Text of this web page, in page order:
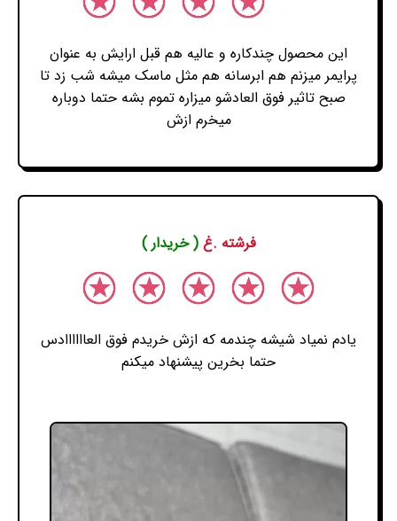
این محصول چندکاره و عالیه هم قبل ارایش به عنوان
پرایمر میزنم هم ابرسانه هم مثل ماسک میشه شب زد تا
صبح تاثیر فوق العادشو میزاره تموم بشه حتما دوباره
میخرم ازش
فرشته .غ( خریدار )
یادم نمیاد شیشه چندمه که ازش خریدم فوق العاااااادس
حتما بخرین پیشنهاد میکنم